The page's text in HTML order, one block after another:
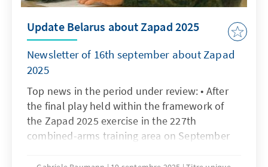
demokratische und nach Europa
ausgerichtete Republik Moldau gilt
mittlerweile in der EU als wichtiger Baustein
für die eigenen Sicherheitsinteressen im
östlichen Europa.
Update Belarus about Zapad 2025
Newsletter of 16th september about Zapad
2025
Top news in the period under review: • After
the final play held within the framework of
the Zapad 2025 exercise in the 227th
combined-arms training area on September